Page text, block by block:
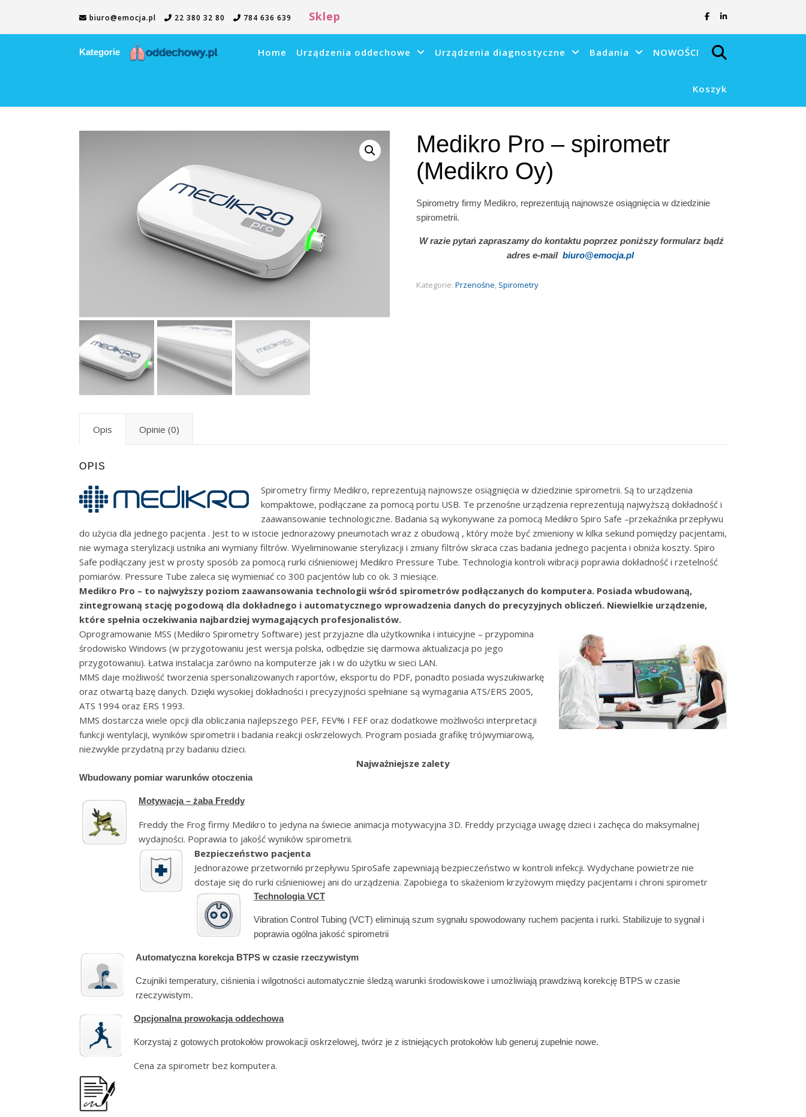
biuro@emocja.pl 22 380 32 80 784 636 639 Sklep
Kategorie Home Urządzenia oddechowe Urządzenia diagnostyczne Badania NOWOŚCI
Koszyk
Medikro Pro – spirometr
(Medikro Oy)
Spirometry firmy Medikro, reprezentują najnowsze osiągnięcia w dziedzinie
spirometrii.
W razie pytań zapraszamy do kontaktu poprzez poniższy formularz bądź
adres e-mail biuro@emocja.pl
Kategorie: Przenośne, Spirometry
Opis Opinie (0)
OPIS
Spirometry firmy Medikro, reprezentują najnowsze osiągnięcia w dziedzinie spirometrii. Są to urządzenia
kompaktowe, podłączane za pomocą portu USB. Te przenośne urządzenia reprezentują najwyższą dokładność i
zaawansowanie technologiczne. Badania są wykonywane za pomocą Medikro Spiro Safe –przekaźnika przepływu
do użycia dla jednego pacjenta . Jest to w istocie jednorazowy pneumotach wraz z obudową , który może być zmieniony w kilka sekund pomiędzy pacjentami,
nie wymaga sterylizacji ustnika ani wymiany filtrów. Wyeliminowanie sterylizacji i zmiany filtrów skraca czas badania jednego pacjenta i obniża koszty. Spiro
Safe podłączany jest w prosty sposób za pomocą rurki ciśnieniowej Medikro Pressure Tube. Technologia kontroli wibracji poprawia dokładność i rzetelność
pomiarów. Pressure Tube zaleca się wymieniać co 300 pacjentów lub co ok. 3 miesiące.
Medikro Pro – to najwyższy poziom zaawansowania technologii wśród spirometrów podłączanych do komputera. Posiada wbudowaną,
zintegrowaną stację pogodową dla dokładnego i automatycznego wprowadzenia danych do precyzyjnych obliczeń. Niewielkie urządzenie,
które spełnia oczekiwania najbardziej wymagających profesjonalistów.
Oprogramowanie MSS (Medikro Spirometry Software) jest przyjazne dla użytkownika i intuicyjne – przypomina
środowisko Windows (w przygotowaniu jest wersja polska, odbędzie się darmowa aktualizacja po jego
przygotowaniu). Łatwa instalacja zarówno na komputerze jak i w do użytku w sieci LAN.
MMS daje możliwość tworzenia spersonalizowanych raportów, eksportu do PDF, ponadto posiada wyszukiwarkę
oraz otwartą bazę danych. Dzięki wysokiej dokładności i precyzyjności spełniane są wymagania ATS/ERS 2005,
ATS 1994 oraz ERS 1993.
MMS dostarcza wiele opcji dla obliczania najlepszego PEF, FEV% I FEF oraz dodatkowe możliwości interpretacji
funkcji wentylacji, wyników spirometrii i badania reakcji oskrzelowych. Program posiada grafikę trójwymiarową,
niezwykle przydatną przy badaniu dzieci.
Najważniejsze zalety
Wbudowany pomiar warunków otoczenia
Motywacja – żaba Freddy
Freddy the Frog firmy Medikro to jedyna na świecie animacja motywacyjna 3D. Freddy przyciąga uwagę dzieci i zachęca do maksymalnej
wydajności. Poprawia to jakość wyników spirometrii.
Bezpieczeństwo pacjenta
Jednorazowe przetworniki przepływu SpiroSafe zapewniają bezpieczeństwo w kontroli infekcji. Wydychane powietrze nie
dostaje się do rurki ciśnieniowej ani do urządzenia. Zapobiega to skażeniom krzyżowym między pacjentami i chroni spirometr
Technologia VCT
Vibration Control Tubing (VCT) eliminują szum sygnału spowodowany ruchem pacjenta i rurki. Stabilizuje to sygnał i
poprawia ogólna jakość spirometrii
Automatyczna korekcja BTPS w czasie rzeczywistym
Czujniki temperatury, ciśnienia i wilgotności automatycznie śledzą warunki środowiskowe i umożliwiają prawdziwą korekcję BTPS w czasie
rzeczywistym.
Opcjonalna prowokacja oddechowa
Korzystaj z gotowych protokołów prowokacji oskrzelowej, twórz je z istniejących protokołów lub generuj zupełnie nowe.
Cena za spirometr bez komputera.